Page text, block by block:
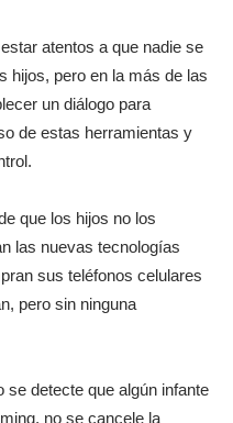
atentos a que nadie se
hijos, pero en la más de las
un diálogo para
de estas herramientas y
que los hijos no los
las nuevas tecnologías
sus teléfonos celulares
pero sin ninguna
se detecte que algún infante
no se cancele la